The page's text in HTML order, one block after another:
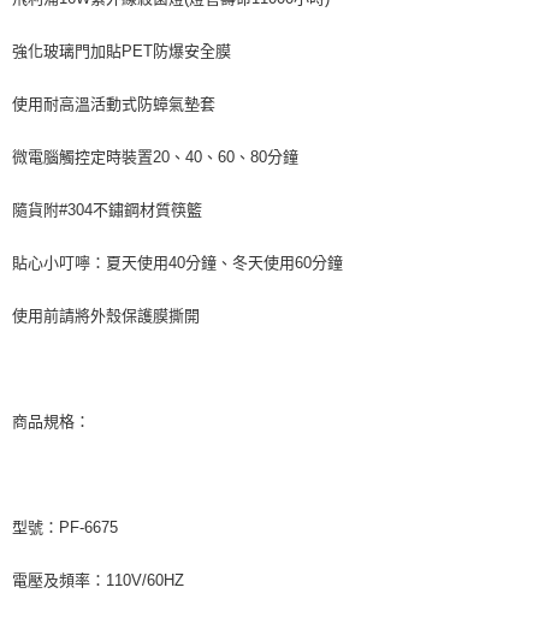
強化玻璃門加貼PET防爆安全膜
使用耐高溫活動式防蟑氣墊套
微電腦觸控定時裝置20、40、60、80分鐘
隨貨附#304不鏽鋼材質筷籃
貼心小叮嚀：夏天使用40分鐘、冬天使用60分鐘
使用前請將外殼保護膜撕開
商品規格：
型號：PF-6675
電壓及頻率：110V/60HZ